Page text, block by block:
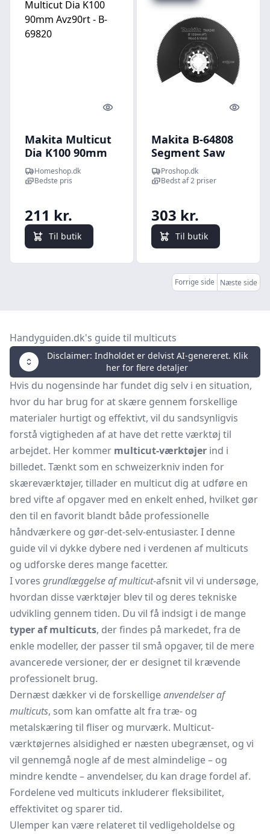
Quick look
Makita Multicut
Dia K100 90mm
Avz90rt - B-69820
Homeshop.dk
Bedste pris
211 kr.
Til butik
Quick
Makita B-64808
Segment Saw
Blade
Proshop.dk
Bedst af 2 priser
303 kr.
Til butik
Forrige side Næste side
Handyguiden.dk's guide til multicuts
Disclaimer: Indholdet er delvist AI-genereret. Klik
her for flere detaljer
Hvis du nogensinde har fundet dig selv i en situation,
hvor du har brug for at skære gennem forskellige
materialer hurtigt og effektivt, vil du sandsynligvis
forstå vigtigheden af at have det rette værktøj til
arbejdet. Her kommer multicut-værktøjer ind i
billedet. Tænkt som en schweizerkniv inden for
skæreværktøjer, tillader en multicut dig at udføre en
bred vifte af opgaver med en enkelt enhed, hvilket gør
den til en favorit blandt både professionelle
håndværkere og gør-det-selv-entusiaster. I denne
guide vil vi dykke dybere ned i verdenen af multicuts
og udforske deres mange facetter.
I vores grundlæggelse af multicut-afsnit vil vi undersøge,
hvordan disse værktøjer blev til og deres tekniske
udvikling gennem tiden. Du vil få indsigt i de mange
typer af multicuts, der findes på markedet, fra de
enkle modeller, der passer til små opgaver, til de mere
avancerede versioner, der er designet til krævende
professionelt brug.
Dernæst dækker vi de forskelligeanvendelser af
multicuts, som kan omfatte alt fra træ- og
metalskæring til fliser og murværk. Multicut-
værktøjernes alsidighed er næsten ubegrænset, og vi
vil gennemgå nogle af de mest almindelige – og
mindre kendte – anvendelser, du kan drage fordel af.
Fordelene ved multicuts inkluderer fleksibilitet,
effektivitet og sparer tid.
Ulemper kan være relateret til vedligeholdelse og